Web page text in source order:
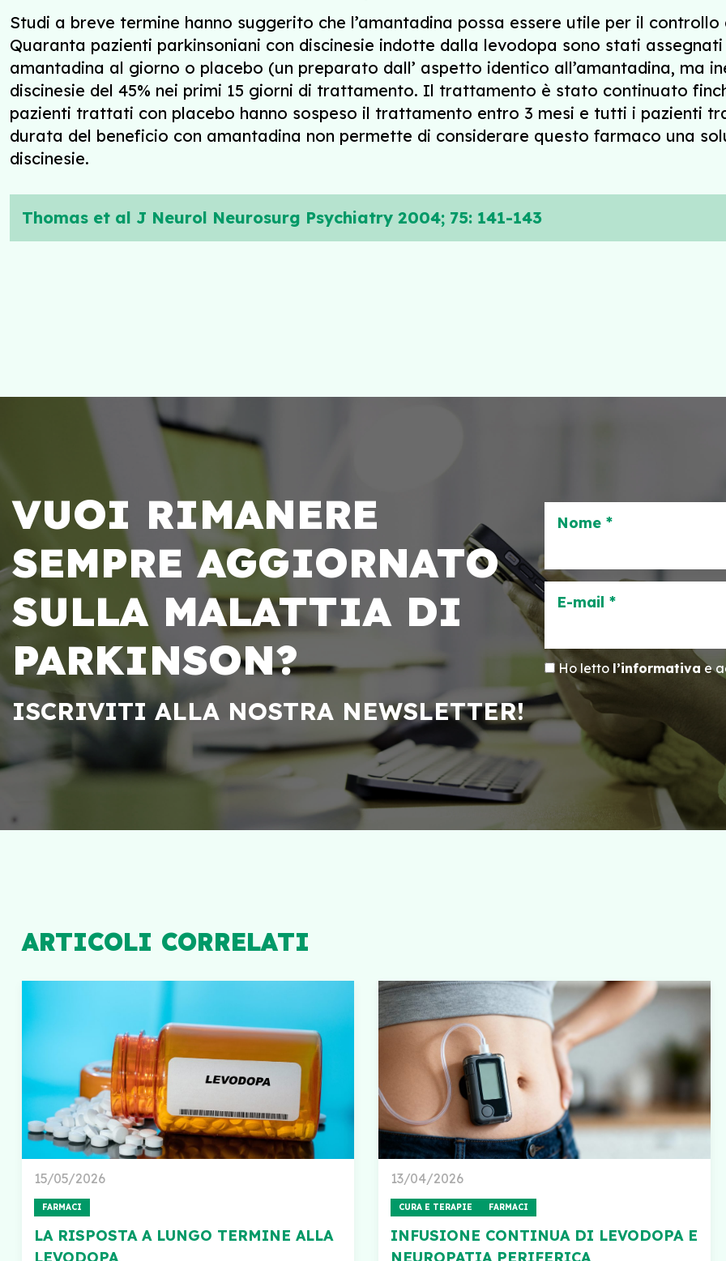
Studi a breve termine hanno suggerito che l’amantadina possa essere utile per il
Quaranta pazienti parkinsoniani con discinesie indotte dalla levodopa sono stati
amantadina al giorno o placebo (un preparato dall’ aspetto identico all’amantadina, ma
discinesie del 45% nei primi 15 giorni di trattamento. Il trattamento è stato continuato
pazienti trattati con placebo hanno sospeso il trattamento entro 3 mesi e tutti i pazienti
durata del beneficio con amantadina non permette di considerare questo farmaco una
discinesie.
Thomas et al J Neurol Neurosurg Psychiatry 2004; 75: 141-143
VUOI RIMANERE
SEMPRE AGGIORNATO
SULLA MALATTIA DI
PARKINSON?
ISCRIVITI ALLA NOSTRA NEWSLETTER!
Nome *
E-mail *
Ho letto l’informativa e
ARTICOLI CORRELATI
15/05/2026
FARMACI
LA RISPOSTA A LUNGO TERMINE ALLA
13/04/2026
CURA E TERAPIE FARMACI
INFUSIONE CONTINUA DI LEVODOPA E